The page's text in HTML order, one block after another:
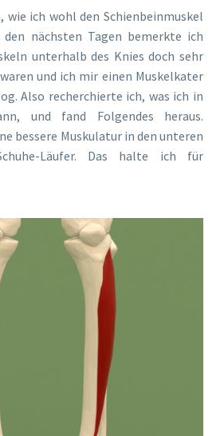
wie ich wohl den Schienbeinmuskel
nächsten Tagen bemerkte ich
unterhalb des Knies doch sehr
und ich mir einen Muskelkater
Also recherchierte ich, was ich in
und fand Folgendes heraus.
bessere Muskulatur in den unteren
Läufer. Das halte ich für